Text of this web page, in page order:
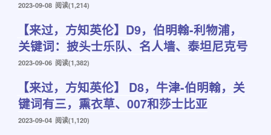
发
2023-09-08 阅读(1,214)
【来过，方知英伦】D9，伯明翰-利物浦，
关键词：披头士乐队、名人墙、泰坦尼克号
发
2023-09-06 阅读(1,382)
【来过，方知英伦】 D8，牛津-伯明翰，关
键词有三，熏衣草、007和莎士比亚
发
2023-09-04 阅读(1,120)